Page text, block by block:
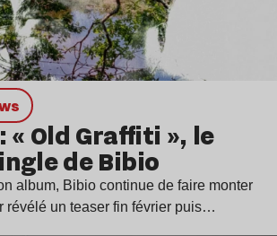
« Old Graffiti », le
de Bibio
album, Bibio continue de faire monter
révélé un teaser fin février puis…